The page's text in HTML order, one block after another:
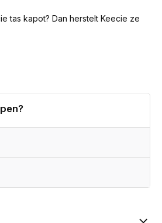
tas kapot? Dan herstelt Keecie ze